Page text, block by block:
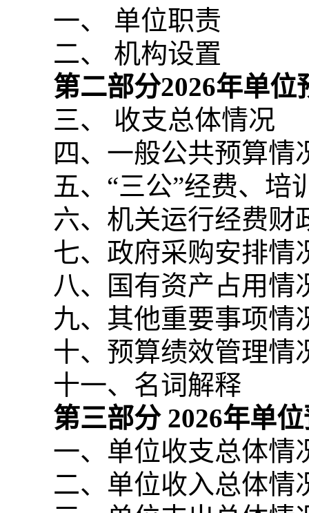
一、 单位职责
二、 机构设置
第二部分2026年单位
三、 收支总体情况
四、一般公共预算情
五、“三公”经费、培
六、机关运行经费财
七、政府采购安排情
八、国有资产占用情
九、其他重要事项情
十、预算绩效管理情
十一、名词解释
第三部分 2026年单
一、单位收支总体情
二、单位收入总体情